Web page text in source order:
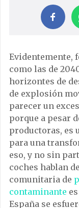
Evidentemente,
como las de
horizontes de
de explosión
parecer un
porque a pesar
productoras, es
para una
eso, y no sin
coches hablan
comunitaria de
contaminante
España se